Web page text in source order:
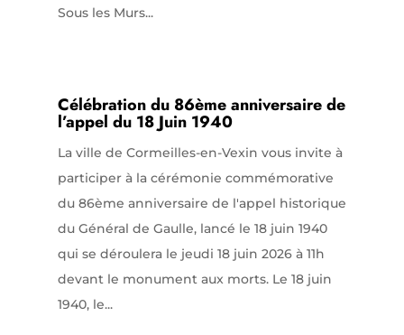
Sous les Murs...
Célébration du 86ème anniversaire de
l’appel du 18 Juin 1940
La ville de Cormeilles-en-Vexin vous invite à
participer à la cérémonie commémorative
du 86ème anniversaire de l'appel historique
du Général de Gaulle, lancé le 18 juin 1940
qui se déroulera le jeudi 18 juin 2026 à 11h
devant le monument aux morts. Le 18 juin
1940, le...